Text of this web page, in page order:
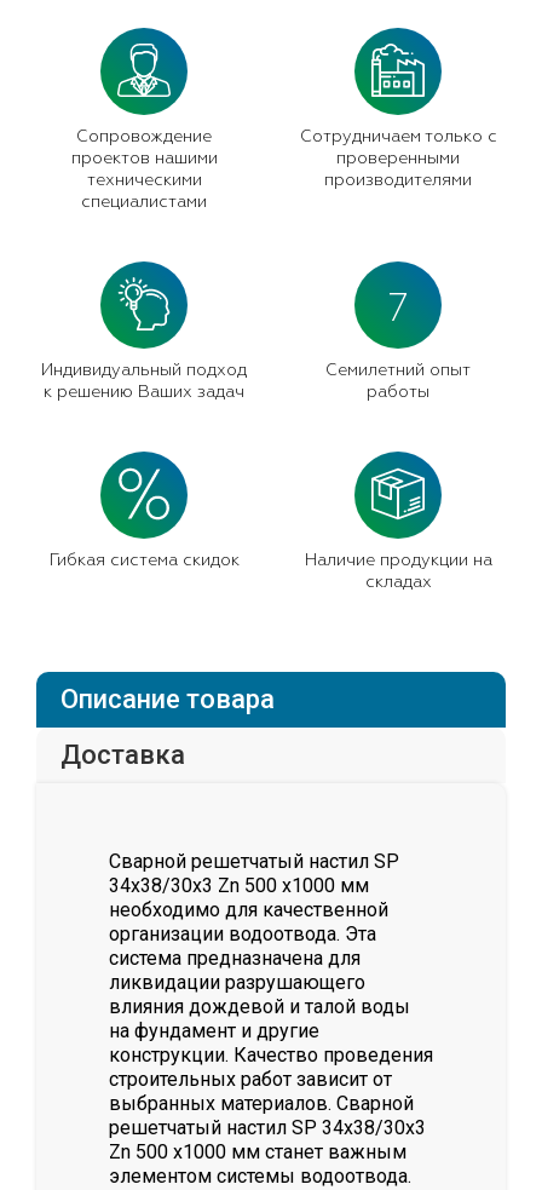
Сопровождение
проектов нашими
техническими
специалистами
Сотрудничаем только с
проверенными
производителями
Индивидуальный подход
к решению Ваших задач
7
Семилетний опыт
работы
Гибкая система скидок
Наличие продукции на
складах
Описание товара
Доставка
Сварной решетчатый настил SР
34х38/30х3 Zn 500 х1000 мм
необходимо для качественной
организации водоотвода. Эта
система предназначена для
ликвидации разрушающего
влияния дождевой и талой воды
на фундамент и другие
конструкции. Качество проведения
строительных работ зависит от
выбранных материалов. Сварной
решетчатый настил SР 34х38/30х3
Zn 500 х1000 мм станет важным
элементом системы водоотвода.